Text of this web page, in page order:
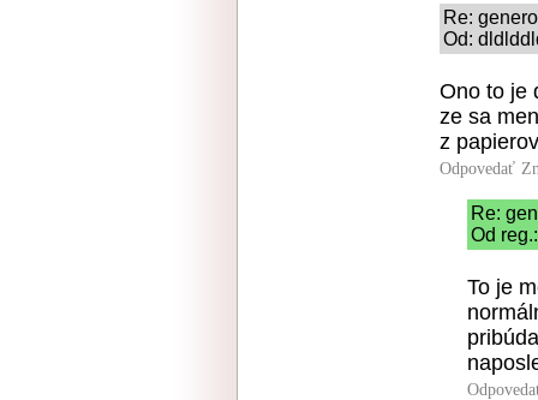
Re:
Od:
Ono to je
ze sa
z
Odpovedať
Re:
Od
To je